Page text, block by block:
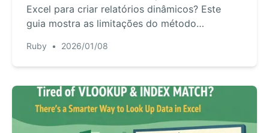
Excel para criar relatórios dinâmicos? Este
guia mostra as limitações do método
e sem erros, usando um agente de IA para
Excel para lidar com referências dinâmicas
Ruby • 2026/01/08